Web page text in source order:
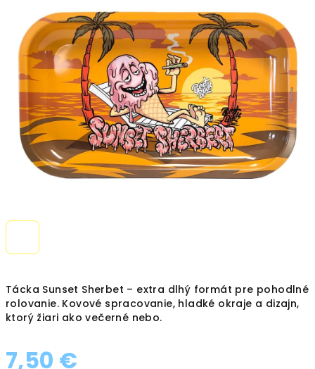
Tácka Sunset Sherbet – extra dlhý formát pre pohodlné
rolovanie. Kovové spracovanie, hladké okraje a dizajn,
ktorý žiari ako večerné nebo.
7,50 €
0,0
z
5
hviezdičiek.